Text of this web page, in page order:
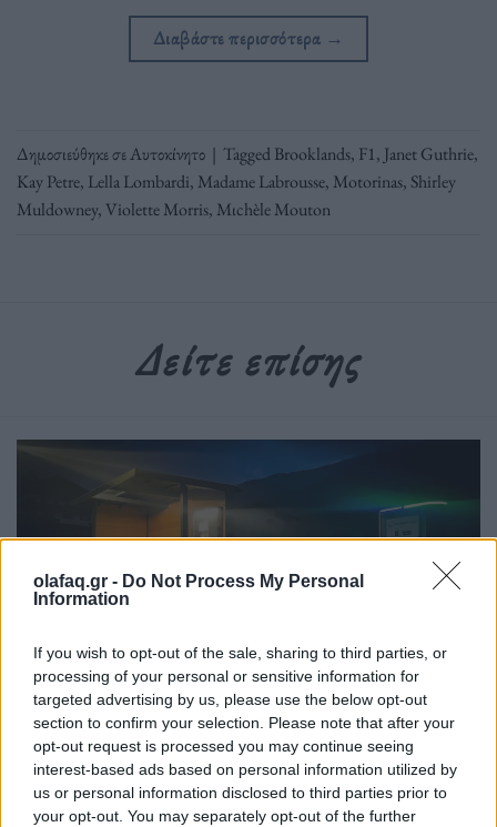
olafaq.gr - Do Not Process My Personal
Information
If you wish to opt-out of the sale, sharing to third parties, or
processing of your personal or sensitive information for
targeted advertising by us, please use the below opt-out
section to confirm your selection. Please note that after your
opt-out request is processed you may continue seeing
interest-based ads based on personal information utilized by
us or personal information disclosed to third parties prior to
your opt-out. You may separately opt-out of the further
Διαβάστε περισσότερα →
Δημοσιεύθηκε σεΑυτοκίνητο | TaggedBrooklands, F1, Janet Guthrie,
Kay Petre, Lella Lombardi, Madame Labrousse, Motorinas, Shirley
Muldowney,Violette Morris, Μιchèle Mouton
Δείτε επίσης
Αυτοκίνητο
Μια νέα γενιά καινοτομίας αναδύεται στην
καθαρή ενέργεια
29.08.25